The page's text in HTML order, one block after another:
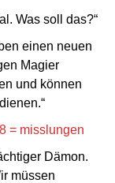
Was soll das?“
einen neuen
Magier
und können
= misslungen
Dämon.
müssen